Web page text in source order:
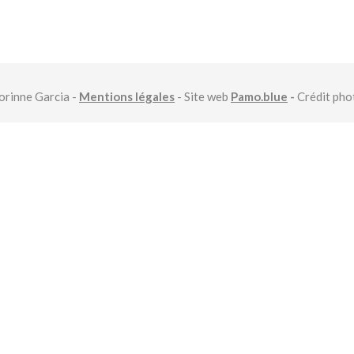
Garcia - Mentions légales - Site web Pamo.blue - Crédit